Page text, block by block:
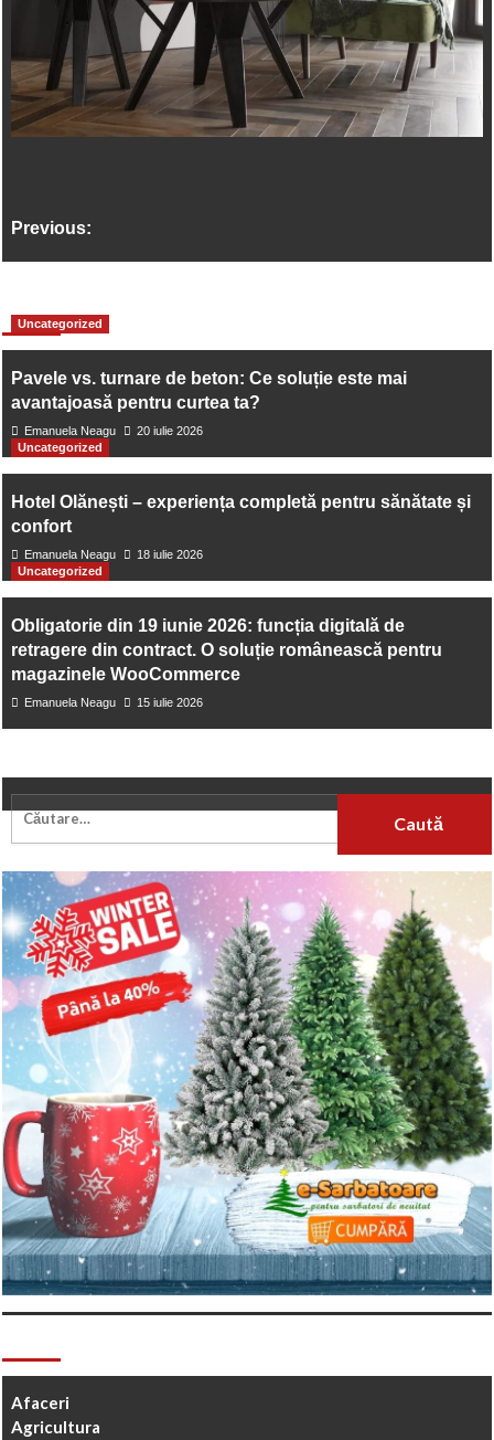
Previous:
Spațiu Primitor și Modern
Cum va pot imbunatati viata serviciile de podologie in
Bucuresti
Stories
Uncategorized
Pavele vs. turnare de beton: Ce soluție este mai
avantajoasă pentru curtea ta?
Emanuela Neagu
20 iulie 2026
Uncategorized
Hotel Olănești – experiența completă pentru sănătate și
confort
Emanuela Neagu
18 iulie 2026
Uncategorized
Obligatorie din 19 iunie 2026: funcția digitală de
retragere din contract. O soluție românească pentru
magazinele WooCommerce
Emanuela Neagu 15 iulie 2026
Afaceri
Agricultura